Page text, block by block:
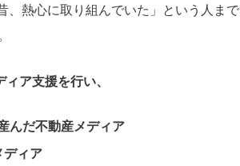
、熱心に取り組んでいた」という人ま
ア支援を行い、
んだ不動産メディア
ディア